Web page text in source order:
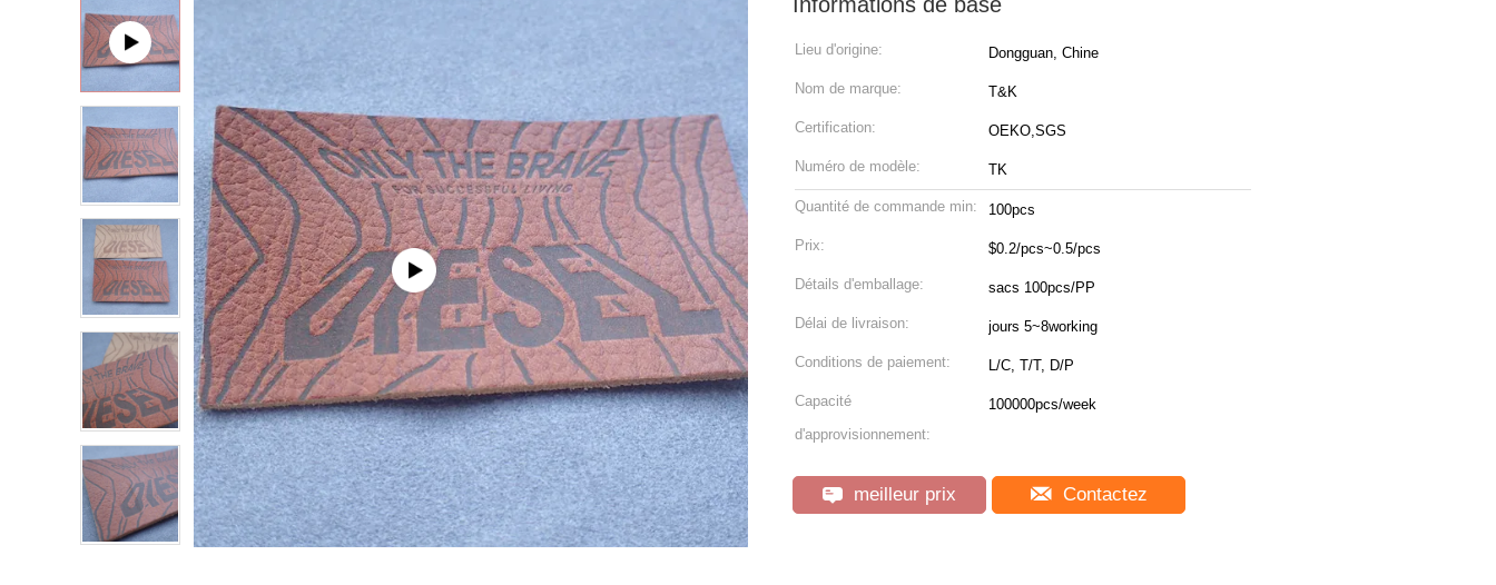
Lieu d'origine: Dongguan, Chine
Nom de marque: T&K
Certification: OEKO,SGS
Numéro de modèle: TK
Quantité de commande min: 100pcs
Prix: $0.2/pcs~0.5/pcs
Détails d'emballage: sacs 100pcs/PP
Délai de livraison: jours 5~8working
Conditions de paiement: L/C, T/T, D/P
Capacité
d'approvisionnement:
100000pcs/week
meilleur prix Contactez